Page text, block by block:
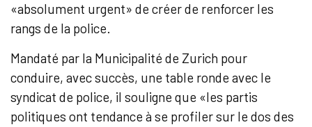
«absolument urgent» de créer de renforcer les
rangs de la police.
Mandaté par la Municipalité de Zurich pour
conduire, avec succès, une table ronde avec le
syndicat de police, il souligne que «les partis
politiques ont tendance à se profiler sur le dos des